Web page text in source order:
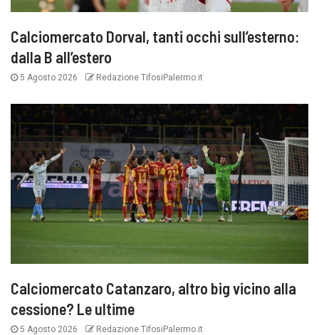
Calciomercato Dorval, tanti occhi sull’esterno:
dalla B all’estero
5 Agosto 2026 Redazione TifosiPalermo.it
Calciomercato Catanzaro, altro big vicino alla
cessione? Le ultime
5 Agosto 2026 Redazione TifosiPalermo.it